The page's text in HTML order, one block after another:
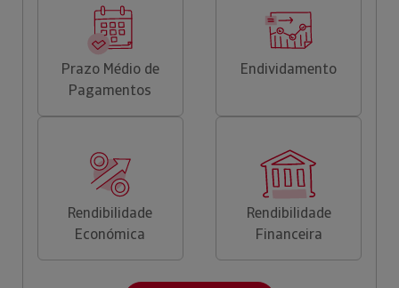
Prazo Médio de
Pagamentos
Endividamento
Rendibilidade
Económica
Rendibilidade
Financeira